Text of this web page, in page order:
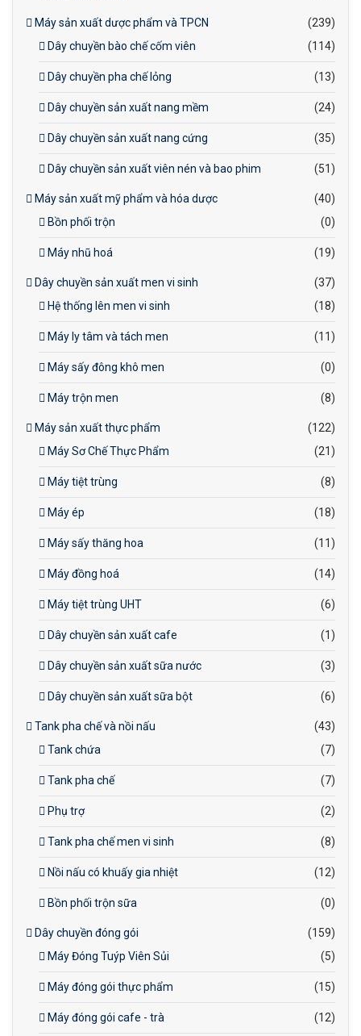
Máy sản xuất dược phẩm và TPCN
(239)
Dây chuyền bào chế cốm viên
(114)
Dây chuyền pha chế lỏng (13)
Dây chuyền sản xuất nang mềm (24)
Dây chuyền sản xuất nang cứng (35)
Dây chuyền sản xuất viên nén và bao phim (51)
Máy sản xuất mỹ phẩm và hóa dược
(40)
Bồn phối trộn
(0)
Máy nhũ hoá (19)
Dây chuyền sản xuất men vi sinh
(37)
Hệ thống lên men vi sinh
(18)
Máy ly tâm và tách men (11)
Máy sấy đông khô men (0)
Máy trộn men (8)
Máy sản xuất thực phẩm
(122)
Máy Sơ Chế Thực Phẩm
(21)
Máy tiệt trùng (8)
Máy ép (18)
Máy sấy thăng hoa (11)
Máy đồng hoá (14)
Máy tiệt trùng UHT (6)
Dây chuyền sản xuất cafe (1)
Dây chuyền sản xuất sữa nước (3)
Dây chuyền sản xuất sữa bột (6)
Tank pha chế và nồi nấu
(43)
Tank chứa
(7)
Tank pha chế (7)
Phụ trợ (2)
Tank pha chế men vi sinh (8)
Nồi nấu có khuấy gia nhiệt (12)
Bồn phối trộn sữa (0)
Dây chuyền đóng gói
(159)
Máy Đóng Tuýp Viên Sủi
(5)
Máy đóng gói thực phẩm (15)
Máy đóng gói cafe - trà (12)